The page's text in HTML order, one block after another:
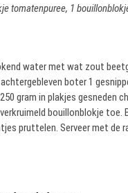
tomatenpuree, 1
water met wat zout
boter 1
gram in plakjes
bouillonblokje
pruttelen. Serveer met de